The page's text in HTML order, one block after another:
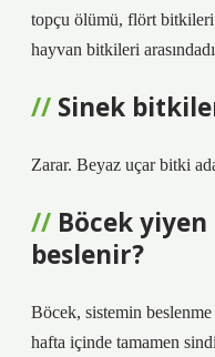
topçu ölümü, flört bitkileri
hayvan bitkileri
Sinek
Zarar. Beyaz uçar bitki
Böcek
beslenir?
Böcek, sistemin
hafta içinde tamamen